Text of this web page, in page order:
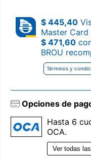
$ 445,40
Master
$ 471,60
BROU
Términos y
Opciones de
Hasta 6
OCA.
Ver todas